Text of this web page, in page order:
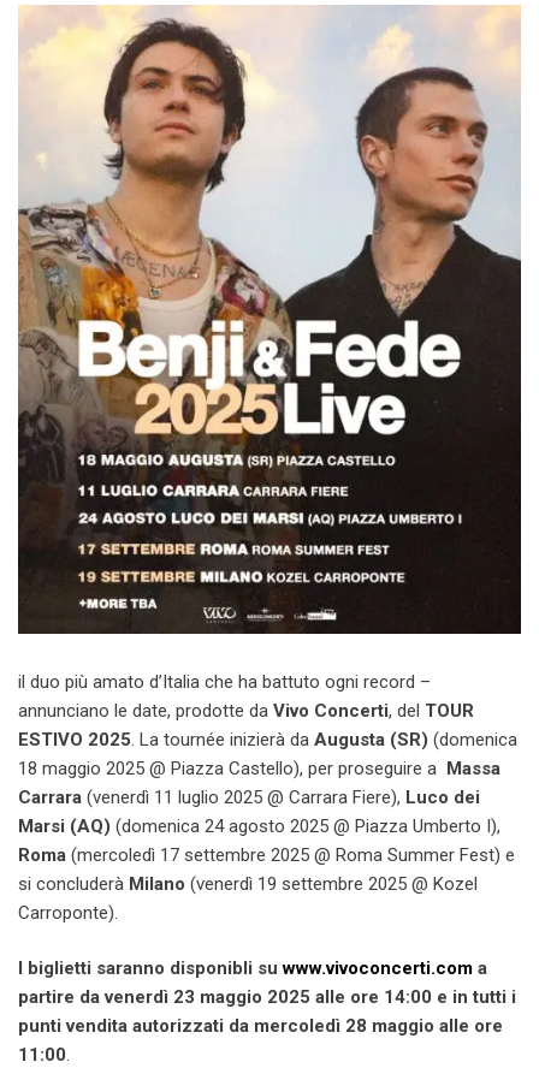
il duo più amato d’Italia che ha battuto ogni record –
annunciano le date, prodotte da Vivo Concerti, del TOUR
ESTIVO 2025 . La tournée inizierà da Augusta (SR) (domenica
18 maggio 2025 @ Piazza Castello), per proseguire a Massa
Carrara (venerdì 11 luglio 2025 @ Carrara Fiere), Luco dei
Marsi (AQ) (domenica 24 agosto 2025 @ Piazza Umberto I),
Roma (mercoledì 17 settembre 2025 @ Roma Summer Fest) e
si concluderà Milano (venerdì 19 settembre 2025 @ Kozel
Carroponte).
I biglietti saranno disponibli suwww.vivoconcerti.com a
partire da venerdì 23 maggio 2025 alle ore 14:00 e in tutti i
punti vendita autorizzati da mercoledì 28 maggio alle ore
11:00.